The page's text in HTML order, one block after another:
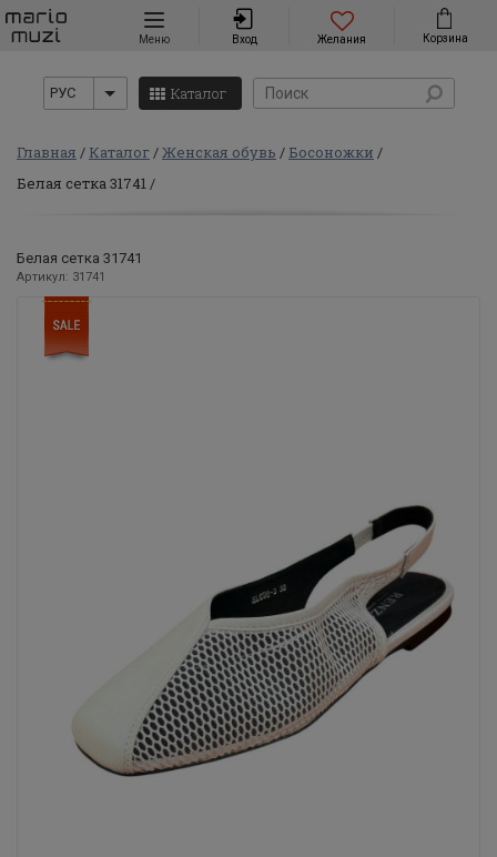
Навигация
Меню Вход Желания Корзина
РУС Каталог
Главная Каталог Женская обувь
Босоножки
Белая сетка 31741
Белая сетка 31741
Артикул: 31741